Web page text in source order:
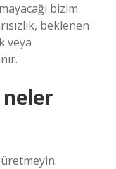
bizim
beklenen
veya
neler